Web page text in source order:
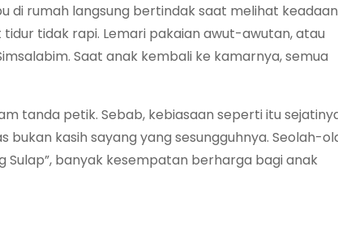
di rumah langsung bertindak saat melihat
tidak rapi. Lemari pakaian awut-awutan, atau
Saat anak kembali ke kamarnya, semua
tanda petik. Sebab, kebiasaan seperti itu
bukan kasih sayang yang sesungguhnya. Seolah-
Sulap”, banyak kesempatan berharga bagi anak